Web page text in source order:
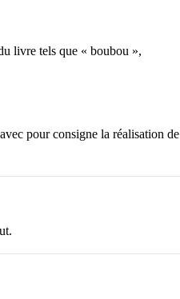
livre tels que « boubou »,
pour consigne la réalisation de